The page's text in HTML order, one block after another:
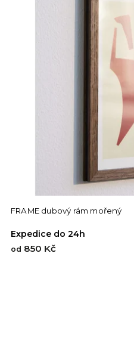
FRAME dubový rám mořený
Expedice do 24h
od 850 Kč